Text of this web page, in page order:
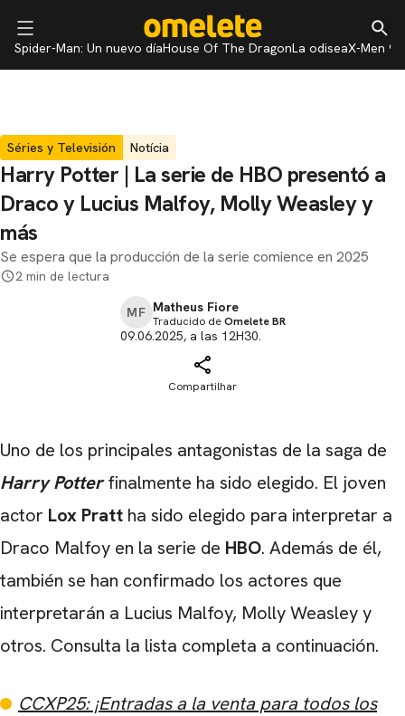
Spider-Man: Un nuevo díaHouse Of The DragonLa odiseaX-Men 97
Séries y Televisión Notícia
Harry Potter | La serie de HBO presentó a
Draco y Lucius Malfoy, Molly Weasley y
más
Se espera que la producción de la serie comience en 2025
2 min de lectura
MF Matheus Fiore
Traducido deOmelete BR
09.06.2025, a las 12H30.
Compartilhar
Uno de los principales antagonistas de la saga de
Harry Potterfinalmente ha sido elegido. El joven
actor Lox Pratt ha sido elegido para interpretar a
Draco Malfoy en la serie de HBO. Además de él,
también se han confirmado los actores que
interpretarán a Lucius Malfoy, Molly Weasley y
otros. Consulta la lista completa a continuación.
CCXP25: ¡Entradas a la venta para todos los